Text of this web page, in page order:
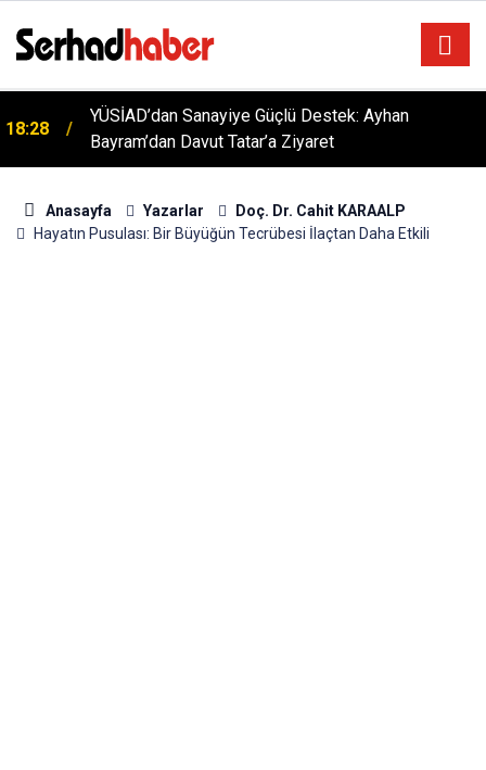
18:06
Kırıkkale 6. Yörük Türkmen Şenliği Büyük İlgi Gördü:
Hedef Küresel Tanıtım
Anasayfa Yazarlar
Doç. Dr. Cahit KARAALP
Hayatın Pusulası: Bir Büyüğün Tecrübesi İlaçtan Daha Etkili